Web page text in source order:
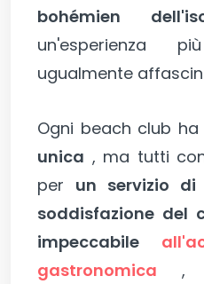
bohémien
un'esperienza
ugualmente
Ogni beach club ha
unica , ma tutti
per un servizio
soddisfazione del
impeccabile
gastronomica ,